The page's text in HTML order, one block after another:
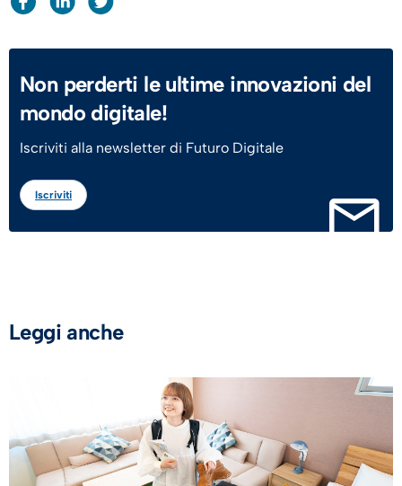
Non perderti le ultime innovazioni del
mondo digitale!
Iscriviti alla newsletter di Futuro Digitale
Iscriviti
Leggi anche